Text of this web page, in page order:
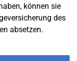
können sie
des
absetzen.